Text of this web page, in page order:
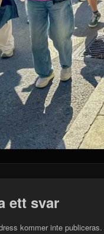
ett svar
kommer inte publiceras.